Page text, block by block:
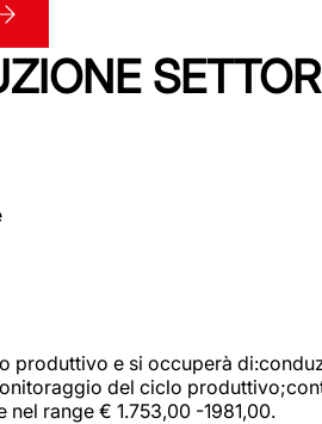
produttivo e si occuperà
del ciclo
range € 1.753,00 -1981,00.